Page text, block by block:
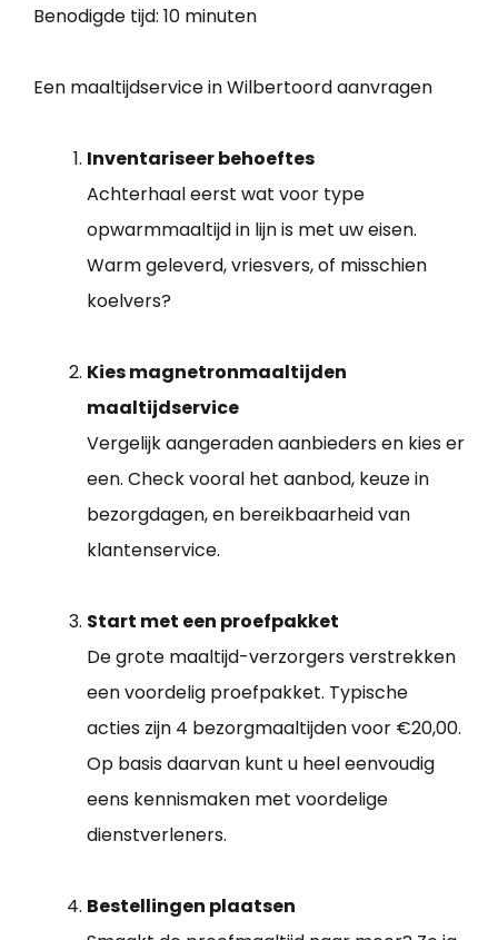
Benodigde tijd: 10 minuten
Een maaltijdservice in Wilbertoord aanvragen
Inventariseer behoeftes
Achterhaal eerst wat voor type
opwarmmaaltijd in lijn is met uw eisen.
Warm geleverd, vriesvers, of misschien
koelvers?
Kies magnetronmaaltijden
maaltijdservice
Vergelijk aangeraden aanbieders en kies er
een. Check vooral het aanbod, keuze in
bezorgdagen, en bereikbaarheid van
klantenservice.
Start met een proefpakket
De grote maaltijd-verzorgers verstrekken
een voordelig proefpakket. Typische
acties zijn 4 bezorgmaaltijden voor €20,00.
Op basis daarvan kunt u heel eenvoudig
eens kennismaken met voordelige
dienstverleners.
Bestellingen plaatsen